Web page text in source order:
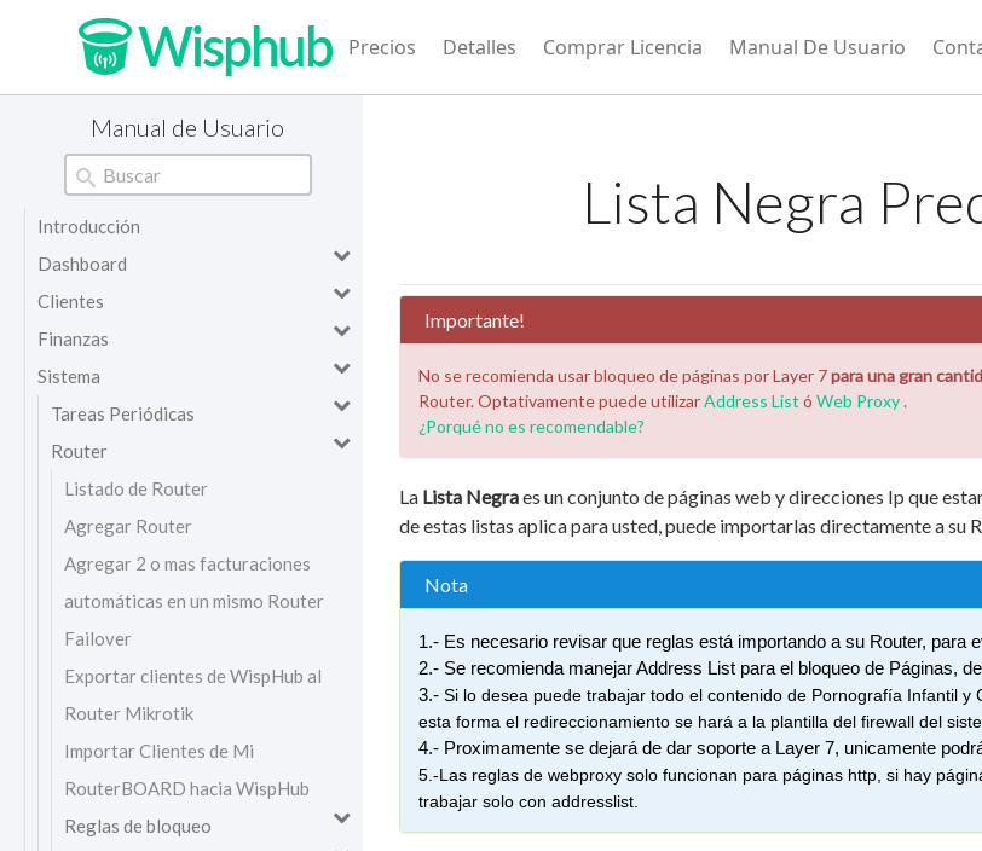
Precios Detalles Comprar Licencia Manual De Usuario
Manual de Usuario
Introducción
Dashboard
Clientes
Finanzas
Sistema
Tareas Periódicas
Router
Listado de Router
Agregar Router
Agregar 2 o mas facturaciones
automáticas en un mismo Router
Failover
Exportar clientes de WispHub al
Router Mikrotik
Importar Clientes de Mi
RouterBOARD hacia WispHub
Reglas de bloqueo
Lista Negra
Importante!
No se recomienda usar bloqueo de páginas por Layer 7para una gran
Router. Optativamente puede utilizarAddress List ó Web Proxy.
¿Porqué no es recomendable?
La Lista Negraes un conjunto de páginas web y direcciones Ip que
de estas listas aplica para usted, puede importarlas directamente a su
Nota
1.- Es necesario revisar que reglas está importando a su Router, para
2.- Se recomienda manejar Address List para el bloqueo de Páginas,
3.- Si lo desea puede trabajar todo el contenido de Pornografía Infantil
esta forma el redireccionamiento se hará a la plantilla del firewall del
4.- Proximamente se dejará de dar soporte a Layer 7, unicamente
5.-Las reglas de webproxy solo funcionan para páginas http, si hay
trabajar solo con addresslist.